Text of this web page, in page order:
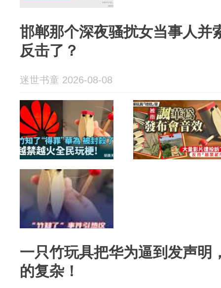
邯郸那个深夜骚扰女当事人并
反击了？
迷世书童 2026-08-08
一只竹玩具把华为逼到发声明
的复杂！